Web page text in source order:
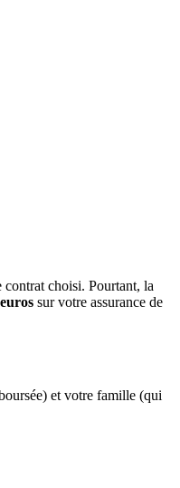
choisi. Pourtant, la
sur votre assurance de
et votre famille (qui